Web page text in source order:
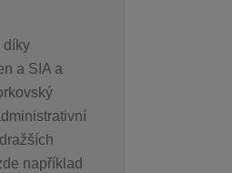
díky
a SIA a
například